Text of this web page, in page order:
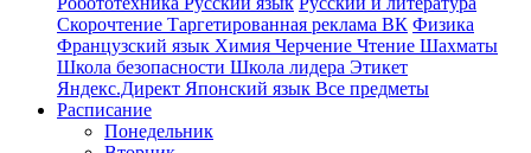
Скорочтение Таргетированная реклама ВК Физика
Французский язык Химия Черчение Чтение Шахматы
Школа безопасности Школа лидера Этикет
Яндекс.Директ Японский язык Все предметы
Расписание
Понедельник